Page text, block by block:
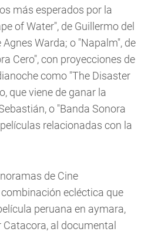
más esperados por la
of Water", de Guillermo del
Agnes Warda; o "Napalm", de
Cero", con proyecciones de
como "The Disaster
que viene de ganar la
o "Banda Sonora
relacionadas con la
de Cine
ecléctica que
peruana en aymara,
Catacora, al documental